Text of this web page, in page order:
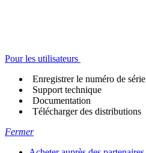
Pour les utilisateurs
Enregistrer le numéro de série
Support technique
Documentation
Télécharger des distributions
Fermer